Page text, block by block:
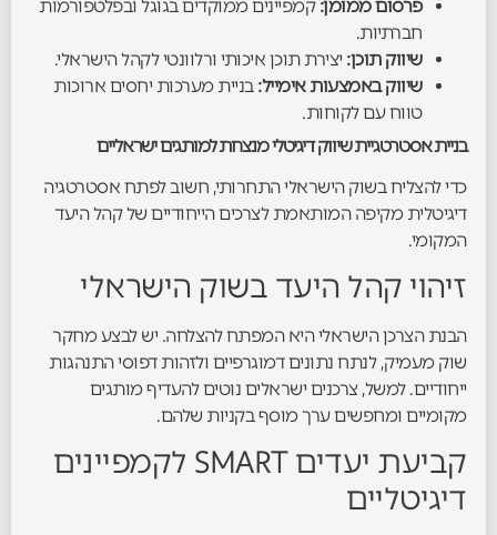
פרסום ממומן: קמפיינים ממוקדים בגוגל ובפלטפורמות
חברתיות.
שיווק תוכן: יצירת תוכן איכותי ורלוונטי לקהל הישראלי.
שיווק באמצעות אימייל: בניית מערכות יחסים ארוכות
טווח עם לקוחות.
בניית אסטרטגיית שיווק דיגיטלי מנצחת למותגים ישראליים
כדי להצליח בשוק הישראלי התחרותי, חשוב לפתח אסטרטגיה
דיגיטלית מקיפה המותאמת לצרכים הייחודיים של קהל היעד
המקומי.
זיהוי קהל היעד בשוק הישראלי
הבנת הצרכן הישראלי היא המפתח להצלחה. יש לבצע מחקר
שוק מעמיק, לנתח נתונים דמוגרפיים ולזהות דפוסי התנהגות
ייחודיים. למשל, צרכנים ישראלים נוטים להעדיף מותגים
מקומיים ומחפשים ערך מוסף בקניות שלהם.
קביעת יעדים SMART לקמפיינים
דיגיטליים